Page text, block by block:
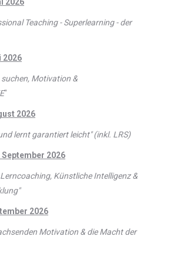
Teaching - Superlearning - der
2026
suchen, Motivation &
"
2026
lernt garantiert leicht" (inkl. LRS)
2026
Künstliche Intelligenz &
2026
Motivation & die Macht der